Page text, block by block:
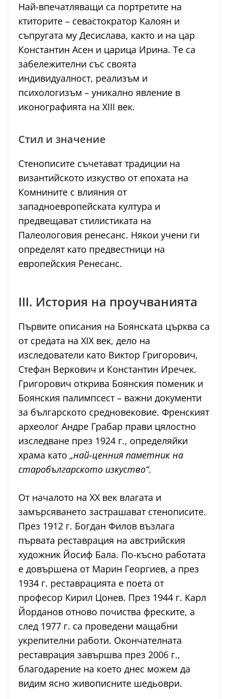
Най-впечатляващи са портретите на
ктиторите – севастократор Калоян и
съпругата му Десислава, както и на цар
Константин Асен и царица Ирина. Те са
забележителни със своята
индивидуалност, реализъм и
психологизъм – уникално явление в
иконографията на XIII век.
Стил и значение
Стенописите съчетават традиции на
византийското изкуство от епохата на
Комнините с влияния от
западноевропейската култура и
предвещават стилистиката на
Палеологовия ренесанс. Някои учени ги
определят като предвестници на
европейския Ренесанс.
III. История на проучванията
Първите описания на Боянската църква са
от средата на XIX век, дело на
изследователи като Виктор Григорович,
Стефан Веркович и Константин Иречек.
Григорович открива Боянския поменик и
Боянския палимпсест – важни документи
за българското средновековие. Френският
археолог Андре Грабар прави цялостно
изследване през 1924 г., определяйки
храма като „най-ценния паметник на
старобългарското изкуство“.
От началото на XX век влагата и
замърсяването застрашават стенописите.
През 1912 г. Богдан Филов възлага
първата реставрация на австрийския
художник Йосиф Бала. По-късно работата
е довършена от Марин Георгиев, а през
1934 г. реставрацията е поета от
професор Кирил Цонев. През 1944 г. Карл
Йорданов отново почиства фреските, а
след 1977 г. са проведени мащабни
укрепителни работи. Окончателната
реставрация завършва през 2006 г.,
благодарение на което днес можем да
видим ясно живописните шедьоври.